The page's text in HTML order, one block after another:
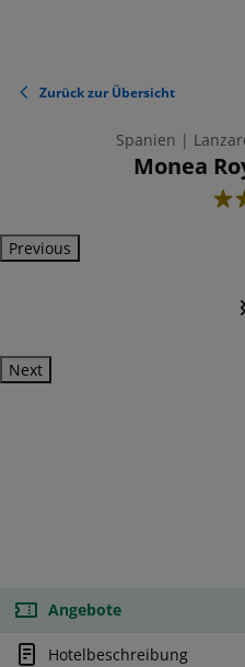
Zurück zur Übersicht
Spanien |
Monea
3
Previous
Next
Angebote
Hotelbeschreibung